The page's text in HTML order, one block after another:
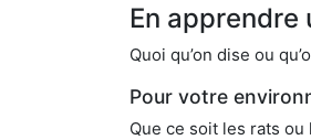
En
Quoi qu’on dise ou
Pour votre
Que ce soit les rats